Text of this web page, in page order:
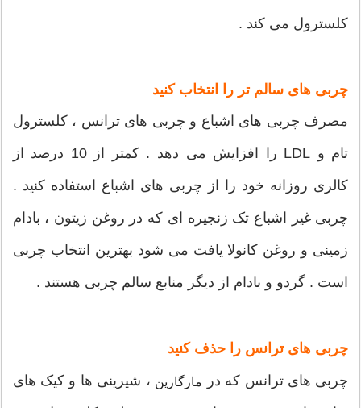
کلسترول می کند .
چربی های سالم تر را انتخاب کنید
مصرف چربی های اشباع و چربی های ترانس ، کلسترول
تام و LDL را افزایش می دهد . کمتر از 10 درصد از
کالری روزانه خود را از چربی های اشباع استفاده کنید .
چربی غیر اشباع تک زنجیره ای که در روغن زیتون ، بادام
زمینی و روغن کانولا یافت می شود بهترین انتخاب چربی
است . گردو و بادام از دیگر منابع سالم چربی هستند .
چربی های ترانس را حذف کنید
چربی های ترانس که در
مارگارین ، شیرینی ها و کیک های